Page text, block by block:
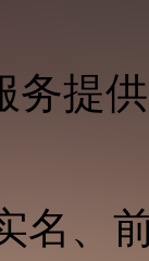
务提
名、